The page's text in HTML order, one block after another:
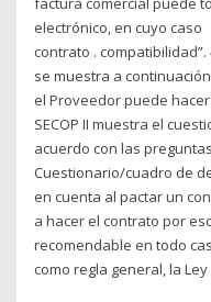
electrónico, en cuyo
contrato . compatibilidad”.
se muestra a
el Proveedor puede
SECOP II muestra el
acuerdo con las
Cuestionario/cuadro de
en cuenta al pactar un
a hacer el contrato por
recomendable en todo
como regla general, la